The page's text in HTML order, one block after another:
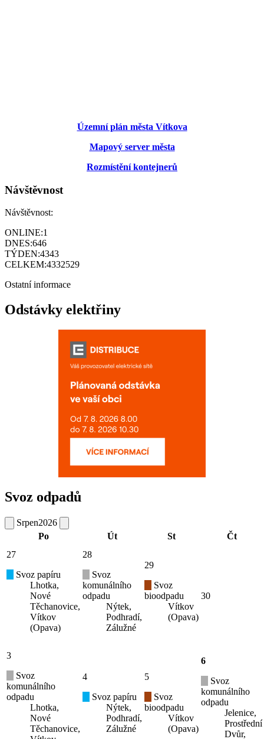
Územní plán města Vítkova
Mapový server města
Rozmístění kontejnerů
Návštěvnost
Návštěvnost:
ONLINE:1
DNES:646
TÝDEN:4343
CELKEM:4332529
Ostatní informace
Odstávky elektřiny
Svoz odpadů
Srpen2026
Po
Út St
Čt
27
Svoz papíru
Lhotka,
Nové
Těchanovice,
Vítkov
(Opava)
28
Svoz
komunálního
odpadu
Nýtek,
Podhradí,
Zálužné
29
Svoz
bioodpadu
Vítkov
(Opava)
30
3
Svoz
komunálního
odpadu
Lhotka,
Nové
Těchanovice,
4
Svoz papíru
Nýtek,
Podhradí,
Zálužné
5
Svoz
bioodpadu
Vítkov
(Opava)
6
Svoz
komunálního
odpadu
Jelenice,
Prostřední
Dvůr,